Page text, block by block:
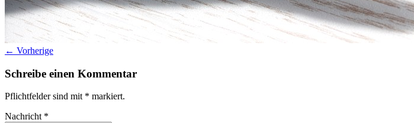
← Vorherige
Schreibe einen Kommentar
Pflichtfelder sind mit * markiert.
Nachricht *